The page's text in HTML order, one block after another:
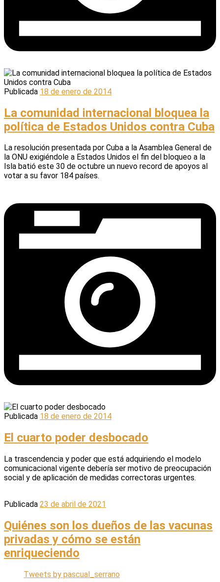
Publicada 18 de enero de 2014
La comunidad internacional bloquea la
política de Estados Unidos contra Cuba
La resolución presentada por Cuba a la Asamblea General de
la ONU exigiéndole a Estados Unidos el fin del bloqueo a la
Isla batió este 30 de octubre un nuevo record de apoyos al
votar a su favor 184 países.
Publicada 18 de enero de 2014
El cuarto poder desbocado
La trascendencia y poder que está adquiriendo el modelo
comunicacional vigente debería ser motivo de preocupación
social y de aplicación de medidas correctoras urgentes.
Publicada 23 de abril de 2021
Quiénes son los dueños de las vacunas
privadas y cómo se están
enriqueciendo
Tweets by pascual_serrano